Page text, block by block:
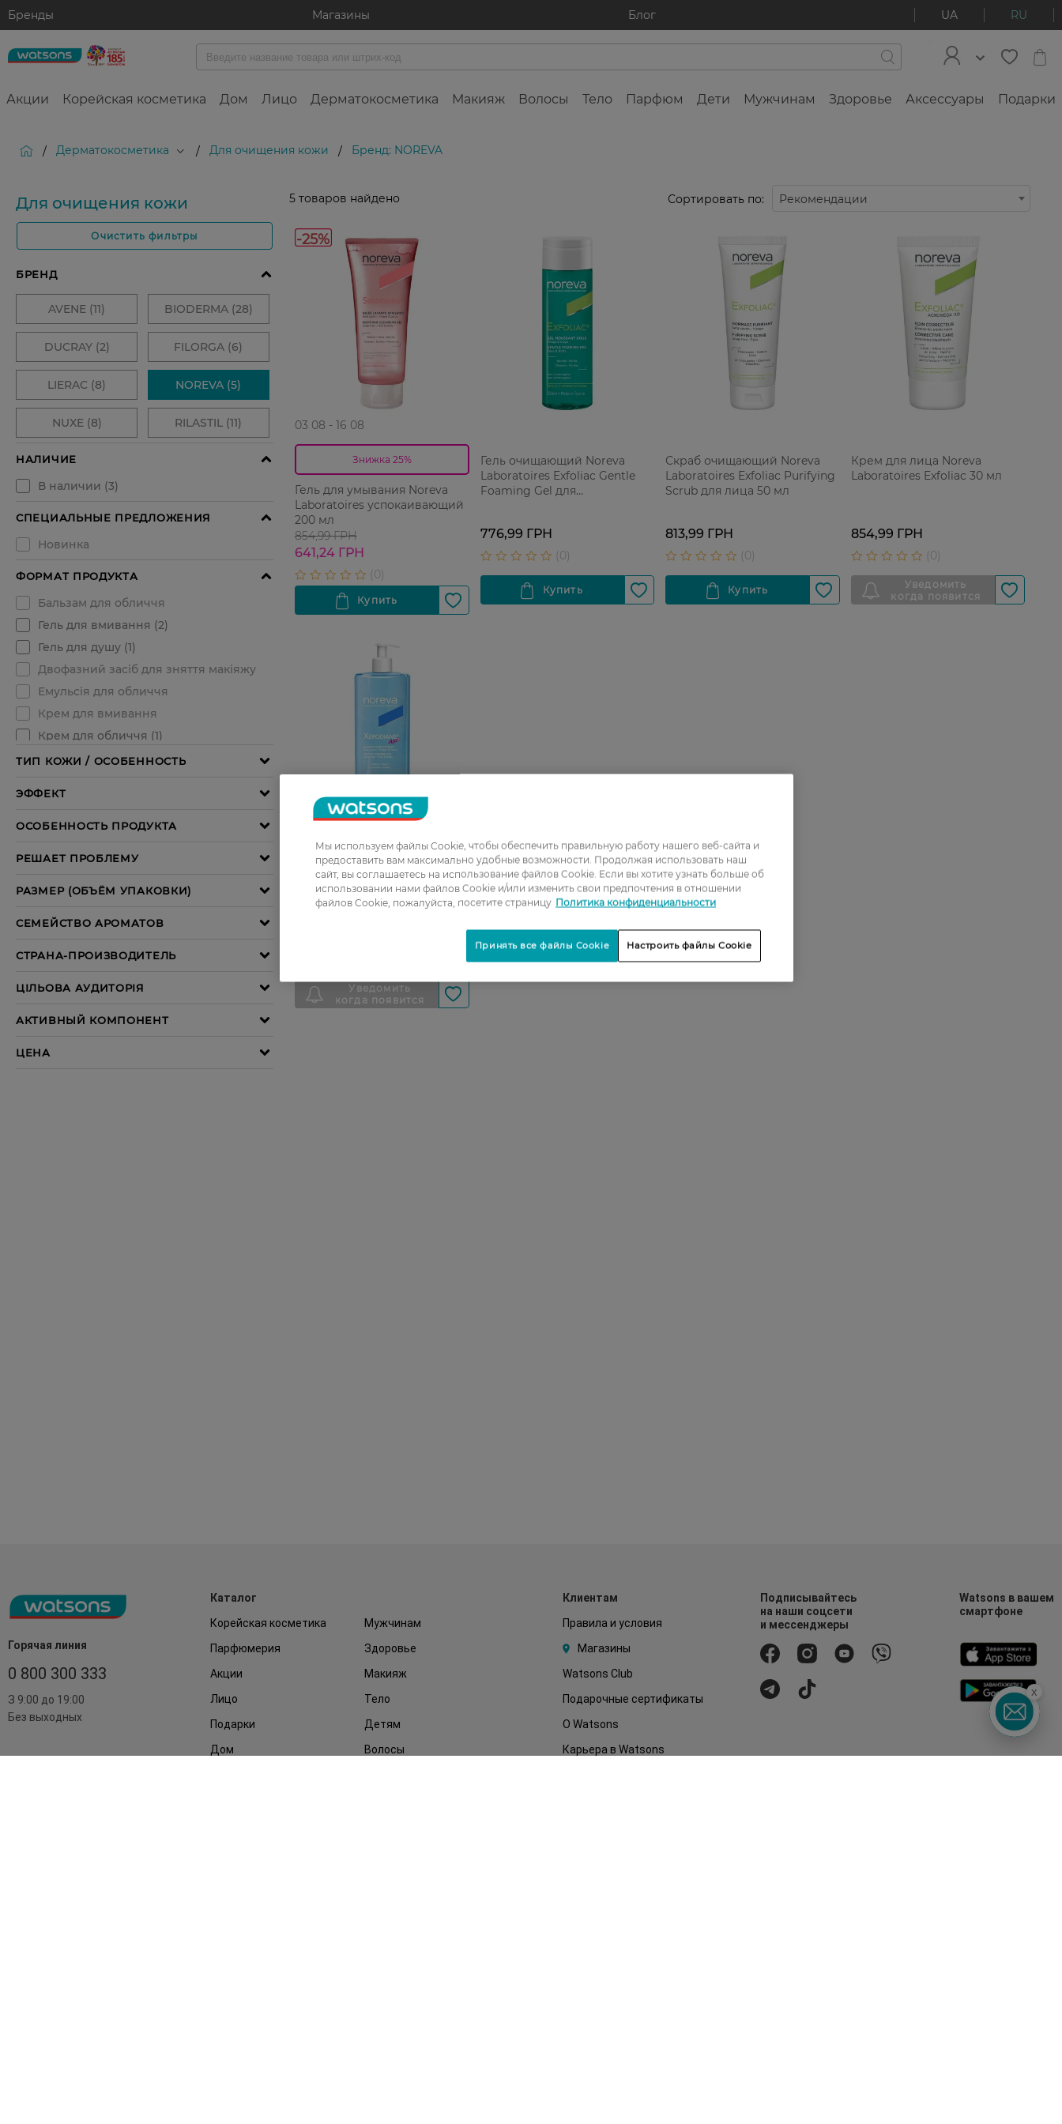
Бренды Магазины Блог UA RU
Акции Корейская косметика Дом Лицо Дерматокосметика Макияж Волосы Тело Парфюм Дети Мужчинам Здоровье Аксессуары Подарки
/ Дерматокосметика / Для очищения кожи / Бренд: NOREVA
Для очищения кожи
Очистить фильтры
5 товаров найдено Сортировать по: Рекомендации
-25%
03 08 - 16 08
Знижка 25%
Гель для умывания Noreva
Laboratoires успокаивающий
200 мл
854,99 ГРН
641,24 ГРН
Гель очищающий Noreva
Laboratoires Exfoliac Gentle
Foaming Gel для
776,99 ГРН
Скраб очищающий Noreva
Laboratoires Exfoliac Purifying
Scrub для лица 50 мл
813,99 ГРН
Крем для лица Noreva
Laboratoires Exfoliac 30 мл
854,99 ГРН
Гель для душа Noreva
Laboratoires Ксеродиан AP+
мягкий очищающий 1 л
Горячая линия
0 800 300 333
З 9:00 до 19:00
Без выходных
Каталог
Корейская косметика
Мужчинам
Парфюмерия
Здоровье
Акции
Макияж
Лицо
Тело
Подарки
Детям
Дом
Волосы
Клиентам
Правила и условия
Магазины
Watsons Club
Подарочные сертификаты
О Watsons
Карьера в Watsons
Подписывайтесь
на наши соцсети
и мессенджеры
Watsons в вашем
смартфоне
x
Мы используем файлы Cookie, чтобы обеспечить правильную работу нашего веб-сайта и
предоставить вам максимально удобные возможности. Продолжая использовать наш
сайт, вы соглашаетесь на использование файлов Cookie. Если вы хотите узнать больше об
использовании нами файлов Cookie и/или изменить свои предпочтения в отношении
файлов Cookie, пожалуйста, посетите страницу Политика конфиденциальности
Настроить файлы Cookie
Принять все файлы Cookie